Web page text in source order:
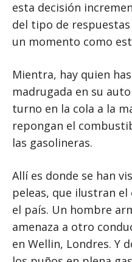
esta decisión
del tipo de
un momento como
Mientra, hay quien
madrugada en su
turno en la cola a la
repongan el
las gasolineras.
Allí es donde se han
peleas, que ilustran
el país. Un hombre
amenaza a otro
en Wellin, Londres. Y